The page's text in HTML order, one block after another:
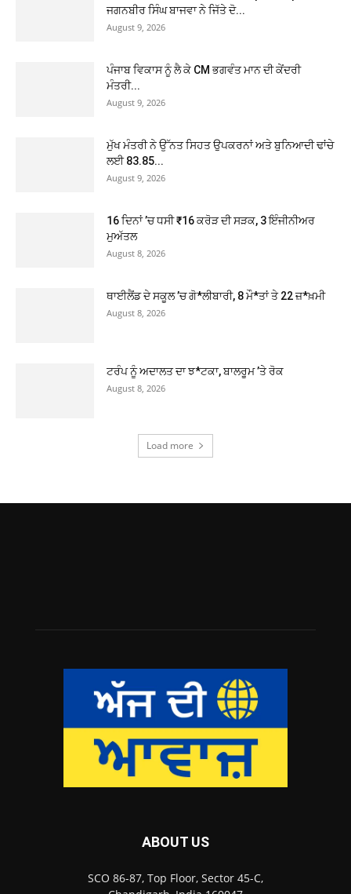
ਜਗਨਬੀਰ ਸਿੰਘ ਬਾਜਵਾ ਨੇ ਜਿੱਤੇ ਦੋ...
August 9, 2026
ਪੰਜਾਬ ਵਿਕਾਸ ਨੂੰ ਲੈ ਕੇ CM ਭਗਵੰਤ ਮਾਨ ਦੀ ਕੇਂਦਰੀ
ਮੰਤਰੀ...
August 9, 2026
ਮੁੱਖ ਮੰਤਰੀ ਨੇ ਉੱਨਤ ਸਿਹਤ ਉਪਕਰਨਾਂ ਅਤੇ ਬੁਨਿਆਦੀ ਢਾਂਚੇ
ਲਈ 83.85...
August 9, 2026
16 ਦਿਨਾਂ ’ਚ ਧਸੀ ₹16 ਕਰੋੜ ਦੀ ਸੜਕ, 3 ਇੰਜੀਨੀਅਰ
ਮੁਅੱਤਲ
August 8, 2026
ਥਾਈਲੈਂਡ ਦੇ ਸਕੂਲ ’ਚ ਗੋ*ਲੀਬਾਰੀ, 8 ਮੌ*ਤਾਂ ਤੇ 22 ਜ਼*ਖ਼ਮੀ
August 8, 2026
ਟਰੰਪ ਨੂੰ ਅਦਾਲਤ ਦਾ ਝ*ਟਕਾ, ਬਾਲਰੂਮ ’ਤੇ ਰੋਕ
August 8, 2026
Load more
ABOUT US
SCO 86-87, Top Floor, Sector 45-C,